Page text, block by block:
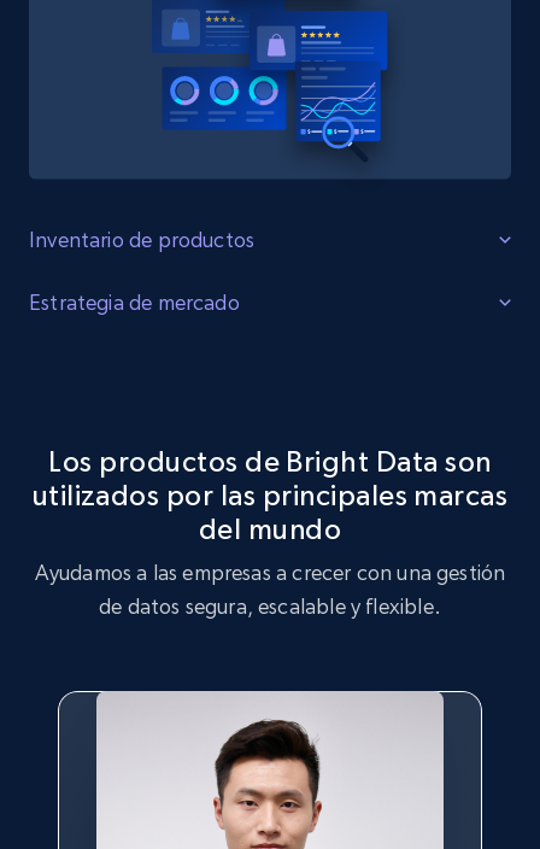
Inventario de productos
Identificar Brechas
Comprar ahora
Estrategia de mercado
tendencias clave y preferencias de los clientes.
Los productos de Bright Data son
utilizados por las principales marcas
del mundo
Ayudamos a las empresas a crecer con una gestión
de datos segura, escalable y flexible.